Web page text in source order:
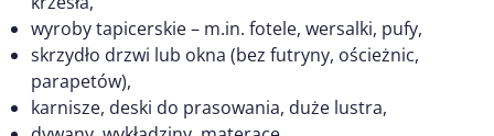
wyroby tapicerskie – m.in. fotele, wersalki, pufy,
skrzydło drzwi lub okna (bez futryny, ościeżnic,
parapetów),
karnisze, deski do prasowania, duże lustra,